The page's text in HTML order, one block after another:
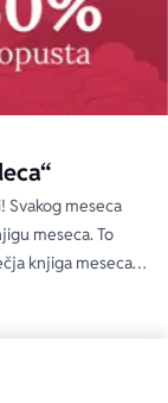
Svakog meseca
meseca. To
knjiga meseca
ovaj popust ne